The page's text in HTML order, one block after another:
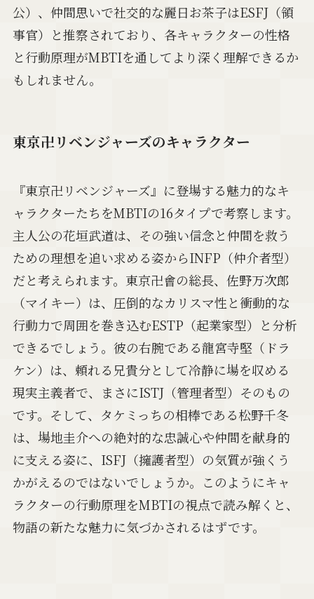
公）、仲間思いで社交的な麗日お茶子はESFJ（領
事官）と推察されており、各キャラクターの性格
と行動原理がMBTIを通してより深く理解できるか
もしれません。
東京卍リベンジャーズのキャラクター
『東京卍リベンジャーズ』に登場する魅力的なキ
ャラクターたちをMBTIの16タイプで考察します。
主人公の花垣武道は、その強い信念と仲間を救う
ための理想を追い求める姿からINFP（仲介者型）
だと考えられます。東京卍會の総長、佐野万次郎
（マイキー）は、圧倒的なカリスマ性と衝動的な
行動力で周囲を巻き込むESTP（起業家型）と分析
できるでしょう。彼の右腕である龍宮寺堅（ドラ
ケン）は、頼れる兄貴分として冷静に場を収める
現実主義者で、まさにISTJ（管理者型）そのもの
です。そして、タケミっちの相棒である松野千冬
は、場地圭介への絶対的な忠誠心や仲間を献身的
に支える姿に、ISFJ（擁護者型）の気質が強くう
かがえるのではないでしょうか。このようにキャ
ラクターの行動原理をMBTIの視点で読み解くと、
物語の新たな魅力に気づかされるはずです。